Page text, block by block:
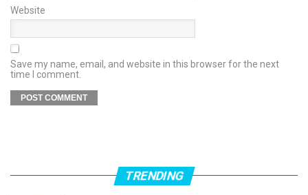
Website
Save my name, email, and website in this browser for the next
time I comment.
TRENDING